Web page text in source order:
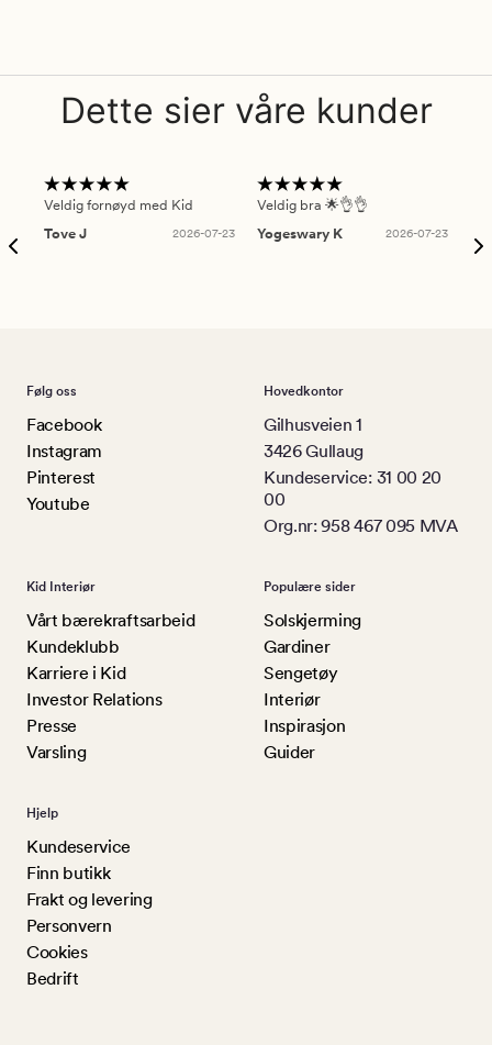
Dette sier våre kunder
Veldig fornøyd med Kid
Tove J
2026-07-23
Veldig bra 🌟👌👌
Yogeswary K
2026-07-23
Følg oss
Facebook
Instagram
Pinterest
Youtube
Hovedkontor
Gilhusveien 1
3426 Gullaug
Kundeservice: 31 00 20
00
Org.nr: 958 467 095 MVA
Kid Interiør
Vårt bærekraftsarbeid
Kundeklubb
Karriere i Kid
Investor Relations
Presse
Varsling
Populære sider
Solskjerming
Gardiner
Sengetøy
Interiør
Inspirasjon
Guider
Hjelp
Kundeservice
Finn butikk
Frakt og levering
Personvern
Cookies
Bedrift